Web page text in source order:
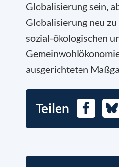
Globalisierung sein,
Globalisierung neu
sozial-ökologischen
ausgerichteten
Teilen Facebook